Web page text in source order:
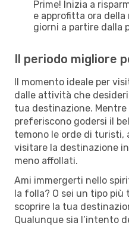
Prime! Inizia a
e approfitta ora
giorni a partire dalla
Il periodo migliore
Il momento ideale per
dalle attività che
tua destinazione. Mentre
preferiscono godersi il
temono le orde di turisti,
visitare la destinazione
meno affollati.
Ami immergerti nello
la folla? O sei un tipo
scoprire la tua
Qualunque sia l’intento